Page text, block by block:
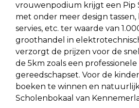
vrouwenpodium krijgt een Pip
met onder meer design tassen,
servies, etc. ter waarde van
groothandel in
verzorgt de prijzen voor de
de 5km zoals een professionele
gereedschapset. Voor de
boeken te winnen en
Scholenbokaal van